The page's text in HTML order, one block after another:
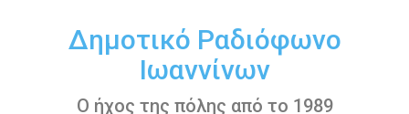
περιεχόμενοΔημοτικό Ραδιόφωνο
Ιωαννίνων
Ο ήχος της πόλης από το 1989